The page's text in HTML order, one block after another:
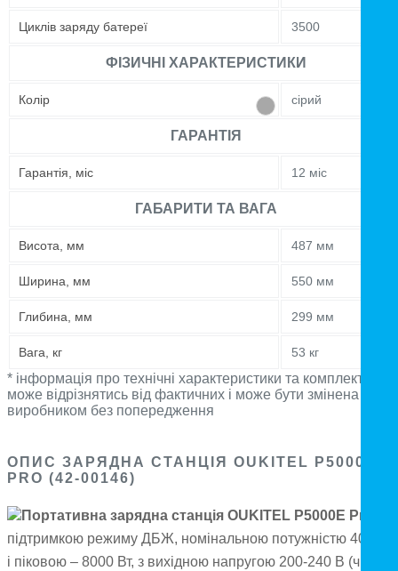
Циклів заряду батереї 3500
ФІЗИЧНІ ХАРАКТЕРИСТИКИ
Колір сірий
ГАРАНТІЯ
Гарантія, міс 12 міс
ГАБАРИТИ ТА ВАГА
Висота, мм 487 мм
Ширина, мм 550 мм
Глибина, мм 299 мм
Вага, кг 53 кг
* інформація про технічні характеристики та комплектацію
може відрізнятись від фактичних і може бути змінена
виробником без попередження
ОПИС ЗАРЯДНА СТАНЦІЯ OUKITEL P5000E
PRO (42-00146)
Портативна зарядна станція OUKITEL P5000E Pro
підтримкою режиму ДБЖ, номінальною потужністю 4000
і піковою – 8000 Вт, з вихідною напругою 200-240 В (чиста